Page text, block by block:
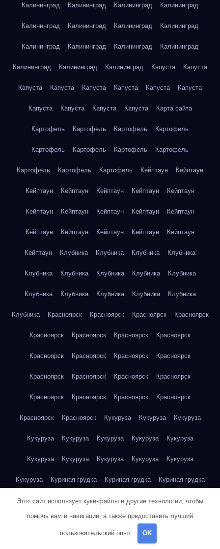
Калининград Калининград Калининград Калининград
Калининград Калининград Калининград Калининград
Калининград Калининград Калининград Калининград
Калининград Калининград Калининград Капуста Капуста
Капуста Капуста Капуста Капуста Капуста Капуста
Капуста Капуста Капуста Капуста Карта сайта
Картофель Картофель Картофель Картофель
Картофель Картофель Картофель Картофель
Картофель Картофель Картофель Кейптаун Кейптаун
Кейптаун Кейптаун Кейптаун Кейптаун Кейптаун
Кейптаун Кейптаун Кейптаун Кейптаун Кейптаун
Кейптаун Кейптаун Кейптаун Кейптаун Кейптаун
Кейптаун Клубника Клубника Клубника Клубника
Клубника Клубника Клубника Клубника Клубника
Клубника Клубника Клубника Клубника Клубника
Клубника Красноярск Красноярск Красноярск Красноярск
Красноярск Красноярск Красноярск Красноярск
Красноярск Красноярск Красноярск Красноярск
Красноярск Красноярск Красноярск Красноярск
Красноярск Красноярск Красноярск Красноярск
Красноярск Красноярск Кукуруза Кукуруза Кукуруза
Кукуруза Кукуруза Кукуруза Кукуруза Кукуруза
Кукуруза Кукуруза Кукуруза Кукуруза Кукуруза
Кукуруза Куриная грудка Куриная грудка Куриная грудка
Куриная грудка Куриная грудка Куриная грудка
Куриная грудка Куриная грудка
Куриная грудка
Этот сайт использует куки-файлы и другие технологии, чтобы
помочь вам в навигации, а также предоставить лучший
пользовательский опыт. OK